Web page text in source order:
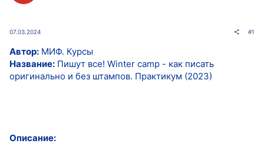
07.03.2024 #1
Автор: МИФ. Курсы
Название: Пишут все! Winter camp - как писать
оригинально и без штампов. Практикум (2023)
Описание: